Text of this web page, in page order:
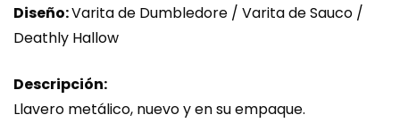
Diseño:Varita de Dumbledore / Varita de Sauco /
Deathly Hallow
Descripción:
Llavero metálico, nuevo y en su empaque.